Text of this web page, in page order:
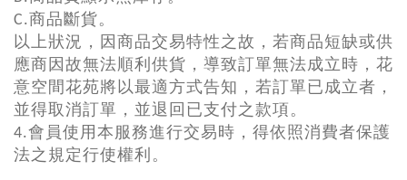
C.商品斷貨。
以上狀況，因商品交易特性之故，若商品短缺或供
應商因故無法順利供貨，導致訂單無法成立時，花
意空間花苑將以最適方式告知，若訂單已成立者，
並得取消訂單，並退回已支付之款項。
4.會員使用本服務進行交易時，得依照消費者保護
法之規定行使權利。